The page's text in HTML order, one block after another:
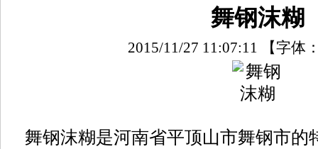
舞钢沫糊
2015/11/27 11:07:11 【字体
舞钢沫糊是河南省平顶山市舞钢市的